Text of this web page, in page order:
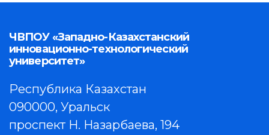
ЧВПОУ «Западно-Казахстанский
инновационно-технологический
университет»
Республика Казахстан
090000, Уральск
проспект Н. Назарбаева, 194